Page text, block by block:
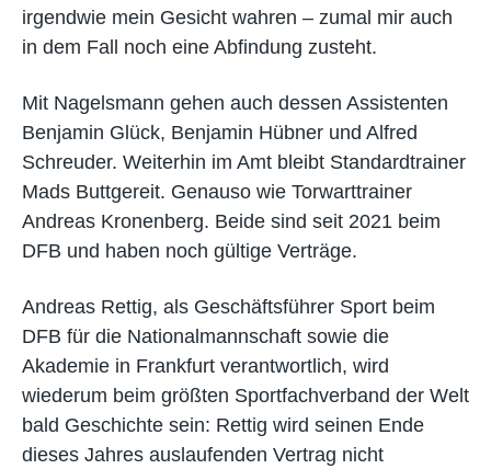
irgendwie mein Gesicht wahren – zumal mir auch
in dem Fall noch eine Abfindung zusteht.
Mit Nagelsmann gehen auch dessen Assistenten
Benjamin Glück, Benjamin Hübner und Alfred
Schreuder. Weiterhin im Amt bleibt Standardtrainer
Mads Buttgereit. Genauso wie Torwarttrainer
Andreas Kronenberg. Beide sind seit 2021 beim
DFB und haben noch gültige Verträge.
Andreas Rettig, als Geschäftsführer Sport beim
DFB für die Nationalmannschaft sowie die
Akademie in Frankfurt verantwortlich, wird
wiederum beim größten Sportfachverband der Welt
bald Geschichte sein: Rettig wird seinen Ende
dieses Jahres auslaufenden Vertrag nicht